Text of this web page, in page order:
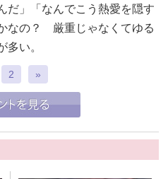
」「なんでこう熱愛を隠す
なの？ 厳重じゃなくてゆる
多い。
2 »